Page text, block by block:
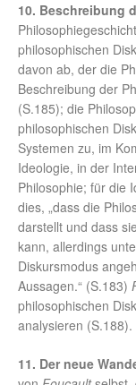
10. Beschreibung
philosophischen
davon ab, der die
Beschreibung der
(S.185); die
philosophischen
Systemen zu, im
Ideologie, in der
Philosophie; für die
dies, „dass die
darstellt und dass
kann, allerdings
Diskursmodus
Aussagen.“ (S.183)
philosophischen
analysieren (S.188).
11. Der neue